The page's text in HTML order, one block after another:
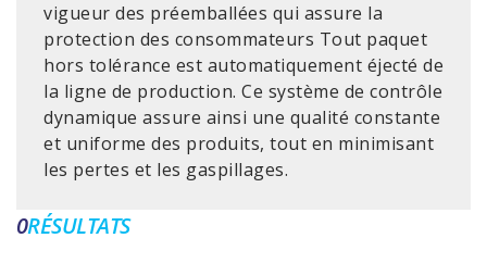
vigueur des préemballées qui assure la
protection des consommateurs Tout paquet
hors tolérance est automatiquement éjecté de
la ligne de production. Ce système de contrôle
dynamique assure ainsi une qualité constante
et uniforme des produits, tout en minimisant
les pertes et les gaspillages.
0RÉSULTATS